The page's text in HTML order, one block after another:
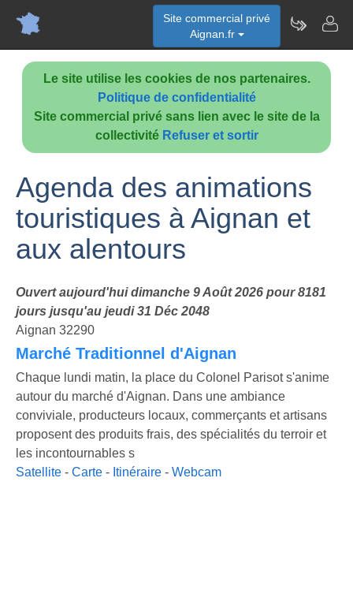
Le site utilise les cookies de nos partenaires.
Politique de confidentialité
Site commercial privé sans lien avec le site de la
collectivité Refuser et sortir
Site commercial privé
Aignan.fr
Agenda des animations
touristiques à Aignan et
aux alentours
Ouvert aujourd'hui dimanche 9 Août 2026 pour 8181
jours jusqu'au jeudi 31 Déc 2048
Aignan 32290
Marché Traditionnel d'Aignan
Chaque lundi matin, la place du Colonel Parisot s'anime
autour du marché d'Aignan. Dans une ambiance
conviviale, producteurs locaux, commerçants et artisans
proposent des produits frais, des spécialités du terroir et
les incontournables s
Satellite - Carte - Itinéraire - Webcam